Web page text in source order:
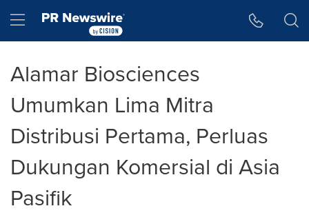
Hamburger menu
Alamar Biosciences
Umumkan Lima Mitra
Distribusi Pertama, Perluas
Dukungan Komersial di Asia
Pasifik